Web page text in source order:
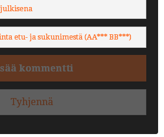
etu- ja sukunimestä (AA*** BB***)
kommentti
Tyhjennä